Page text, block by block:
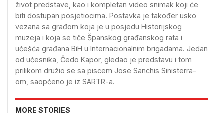
život predstave, kao i kompletan video snimak koji će
biti dostupan posjetiocima. Postavka je također usko
vezana sa građom koja je u posjedu Historijskog
muzeja i koja se tiče Španskog građanskog rata i
učešća građana BiH u Internacionalnim brigadama. Jedan
od učesnika, Čedo Kapor, gledao je predstavu i tom
prilikom družio se sa piscem Jose Sanchis Sinisterra-
om, saopćeno je iz SARTR-a.
MORE STORIES